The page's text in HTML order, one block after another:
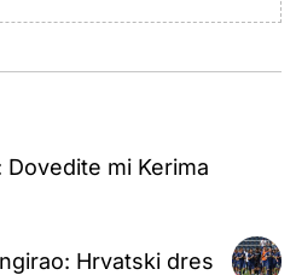
mi Kerima
Hrvatski dres